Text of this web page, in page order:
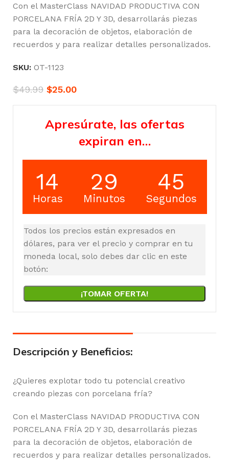
Con el MasterClass NAVIDAD PRODUCTIVA CON
PORCELANA FRÍA 2D Y 3D, desarrollarás piezas
para la decoración de objetos, elaboración de
recuerdos y para realizar detalles personalizados.
SKU: OT-1123
$49.99 $25.00
Apresúrate, las ofertas
expiran en…
14
Horas
29
Minutos
45
Segundos
Todos los precios están expresados en
dólares, para ver el precio y comprar en tu
moneda local, solo debes dar clic en este
botón:
¡TOMAR OFERTA!
Descripción y Beneficios:
¿Quieres explotar todo tu potencial creativo
creando piezas con porcelana fría?
Con el MasterClass NAVIDAD PRODUCTIVA CON
PORCELANA FRÍA 2D Y 3D, desarrollarás piezas
para la decoración de objetos, elaboración de
recuerdos y para realizar detalles personalizados.